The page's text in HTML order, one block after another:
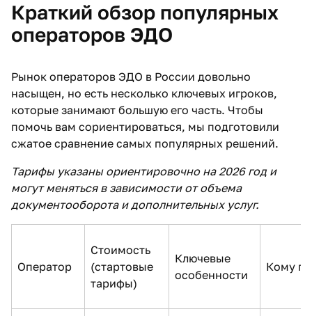
Краткий обзор популярных
операторов ЭДО
Рынок операторов ЭДО в России довольно
насыщен, но есть несколько ключевых игроков,
которые занимают большую его часть. Чтобы
помочь вам сориентироваться, мы подготовили
сжатое сравнение самых популярных решений.
Тарифы указаны ориентировочно на 2026 год и
могут меняться в зависимости от объема
документооборота и дополнительных услуг.
Оператор
Стоимость
(стартовые
тарифы)
Ключевые
особенности
Кому